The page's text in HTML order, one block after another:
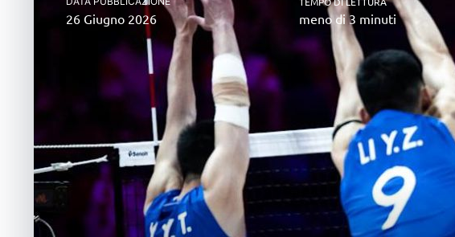
26 Giugno 2026 meno di 3 minuti